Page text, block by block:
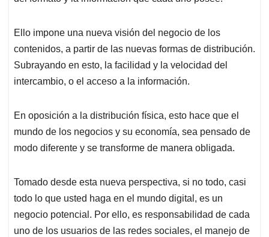
Ello impone una nueva visión del negocio de los
contenidos, a partir de las nuevas formas de distribución.
Subrayando en esto, la facilidad y la velocidad del
intercambio, o el acceso a la información.
En oposición a la distribución física, esto hace que el
mundo de los negocios y su economía, sea pensado de
modo diferente y se transforme de manera obligada.
Tomado desde esta nueva perspectiva, si no todo, casi
todo lo que usted haga en el mundo digital, es un
negocio potencial. Por ello, es responsabilidad de cada
uno de los usuarios de las redes sociales, el manejo de